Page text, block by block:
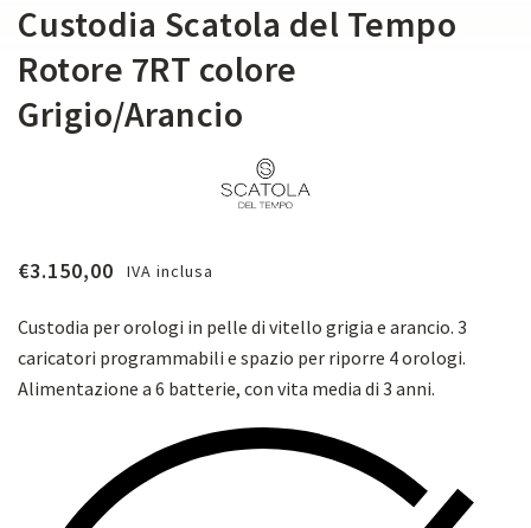
Custodia Scatola del Tempo
Rotore 7RT colore
Grigio/Arancio
€3.150,00 IVA inclusa
Custodia per orologi in pelle di vitello grigia e arancio. 3
caricatori programmabili e spazio per riporre 4 orologi.
Alimentazione a 6 batterie, con vita media di 3 anni.